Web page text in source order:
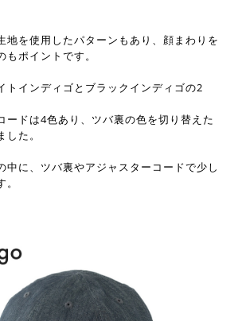
地を使用したパターンもあり、顔まわりを
ポイントです。
トインディゴとブラックインディゴの2
ードは4色あり、ツバ裏の色を切り替えた
た。
中に、ツバ裏やアジャスターコードで少し